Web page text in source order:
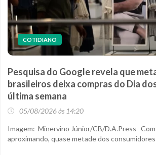
COTIDIANO
Pesquisa do Google revela que
brasileiros deixa compras do Dia
última semana
05/08/2026 às 14:20
Imagem: Minervino Júnior/CB/D.A.Press Com
aproximando, quase metade dos